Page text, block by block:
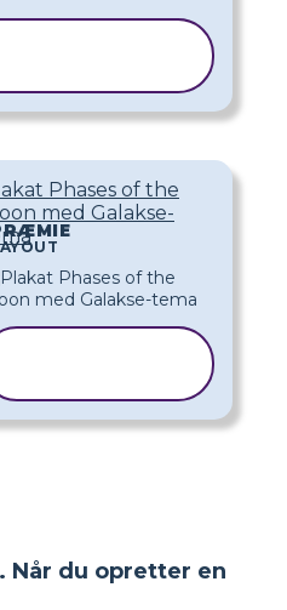
Phases of the
med Galakse-
du opretter en